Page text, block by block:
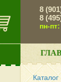
8
8
пн-
Каталог